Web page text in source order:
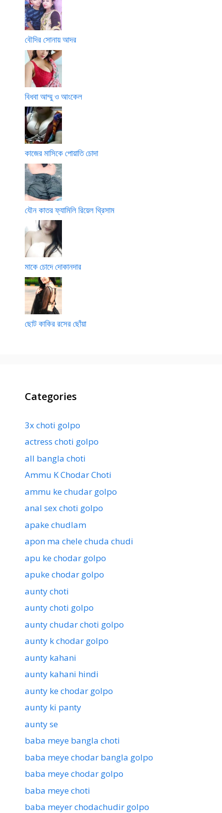
বৌদির সোনায় আদর
বিধবা আম্মু ও আংকেল
কাজের মাসিকে পোয়াতি চোদা
যৌন কাতর ফ্যামিলি রিয়েল থ্রিসাম
মাকে চোদে দোকানদার
ছোট কাকির রসের ছোঁয়া
Categories
3x choti golpo
actress choti golpo
all bangla choti
Ammu K Chodar Choti
ammu ke chudar golpo
anal sex choti golpo
apake chudlam
apon ma chele chuda chudi
apu ke chodar golpo
apuke chodar golpo
aunty choti
aunty choti golpo
aunty chudar choti golpo
aunty k chodar golpo
aunty kahani
aunty kahani hindi
aunty ke chodar golpo
aunty ki panty
aunty se
baba meye bangla choti
baba meye chodar bangla golpo
baba meye chodar golpo
baba meye choti
baba meyer chodachudir golpo